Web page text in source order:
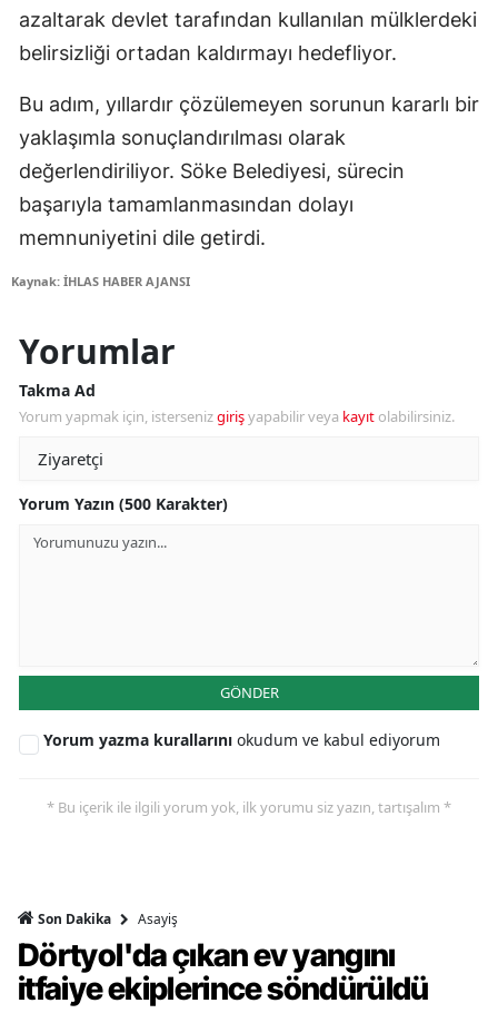
azaltarak devlet tarafından kullanılan mülklerdeki
belirsizliği ortadan kaldırmayı hedefliyor.
Bu adım, yıllardır çözülemeyen sorunun kararlı bir
yaklaşımla sonuçlandırılması olarak
değerlendiriliyor. Söke Belediyesi, sürecin
başarıyla tamamlanmasından dolayı
memnuniyetini dile getirdi.
Kaynak: İHLAS HABER AJANSI
Yorumlar
Takma Ad
Yorum yapmak için, istersenizgirişyapabilir veya kayıt olabilirsiniz.
Yorum Yazın (500 Karakter)
GÖNDER
Yorum yazma kurallarını okudum ve kabul ediyorum
* Bu içerik ile ilgili yorum yok, ilk yorumu siz yazın, tartışalım *
Son Dakika Asayiş
Dörtyol'da çıkan ev yangını
itfaiye ekiplerince söndürüldü